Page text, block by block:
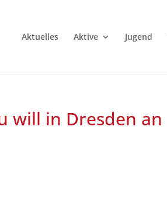
Aktuelles Aktive Jugend
will in Dresden an